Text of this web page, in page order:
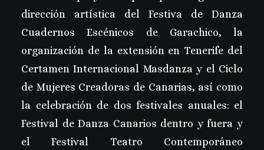
dirección artística del Festiva de Danza
Cuadernos Escénicos de Garachico, la
organización de la extensión en Tenerife del
Certamen Internacional Masdanza y el Ciclo
de Mujeres Creadoras de Canarias, así como
la celebración de dos festivales anuales: el
Festival de Danza Canarios dentro y fuera y
el Festival Teatro Contemporáneo